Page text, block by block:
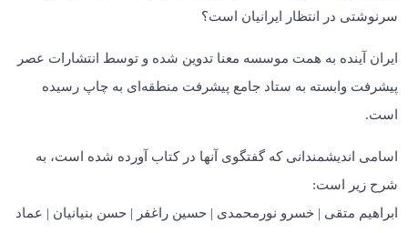
سرنوشتی در انتظار ایرانیان است؟
ایران آینده به همت موسسه معنا تدوین شده و توسط انتشارات عصر
پیشرفت وابسته به ستاد جامع پیشرفت منطقه‌ای به چاپ رسیده
است.
اسامی اندیشمندانی که گفتگوی آنها در کتاب آورده شده است، به
شرح زیر است:
ابراهیم متقی | خسرو نورمحمدی | حسین راغفر | حسن بنیانیان | عماد